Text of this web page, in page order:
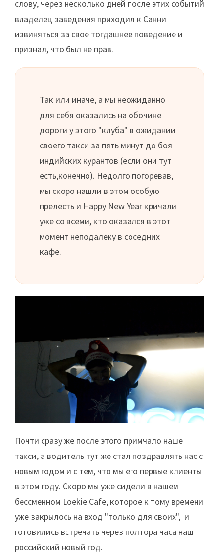
слову, через несколько дней после этих событий
владелец заведения приходил к Санни
извиняться за свое тогдашнее поведение и
признал, что был не прав.
Так или иначе, а мы неожиданно
для себя оказались на обочине
дороги у этого "клуба" в ожидании
своего такси за пять минут до боя
индийских курантов (если они тут
есть,конечно). Недолго погоревав,
мы скоро нашли в этом особую
прелесть и Happy New Year кричали
уже со всеми, кто оказался в этот
момент неподалеку в соседних
кафе.
Почти сразу же после этого примчало наше
такси, а водитель тут же стал поздравлять нас с
новым годом и с тем, что мы его первые клиенты
в этом году. Скоро мы уже сидели в нашем
бессменном Loekie Cafe, которое к тому времени
уже закрылось на вход "только для своих", и
готовились встречать через полтора часа наш
российский новый год.